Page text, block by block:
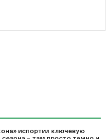
испортил ключевую